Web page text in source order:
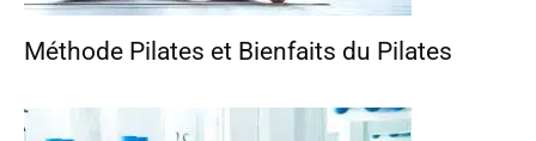
Méthode Pilates et Bienfaits du Pilates